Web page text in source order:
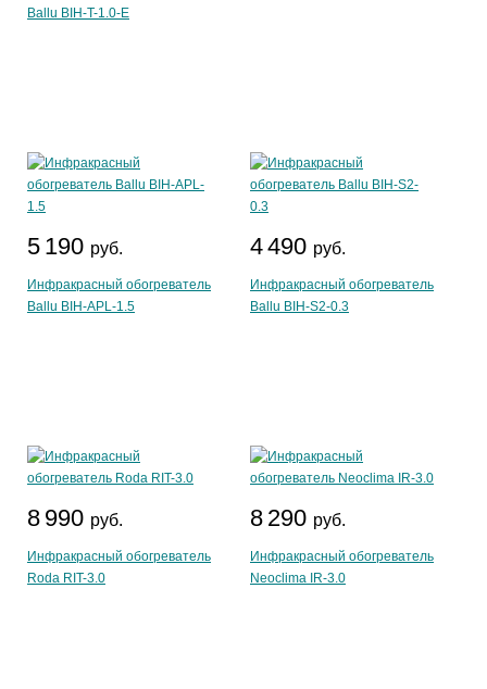
Ballu BIH-T-1.0-E
5 190 руб.
Инфракрасный обогреватель
Ballu BIH-APL-1.5
4 490 руб.
Инфракрасный обогреватель
Ballu BIH-S2-0.3
8 990 руб.
Инфракрасный обогреватель
Roda RIT-3.0
8 290 руб.
Инфракрасный обогреватель
Neoclima IR-3.0